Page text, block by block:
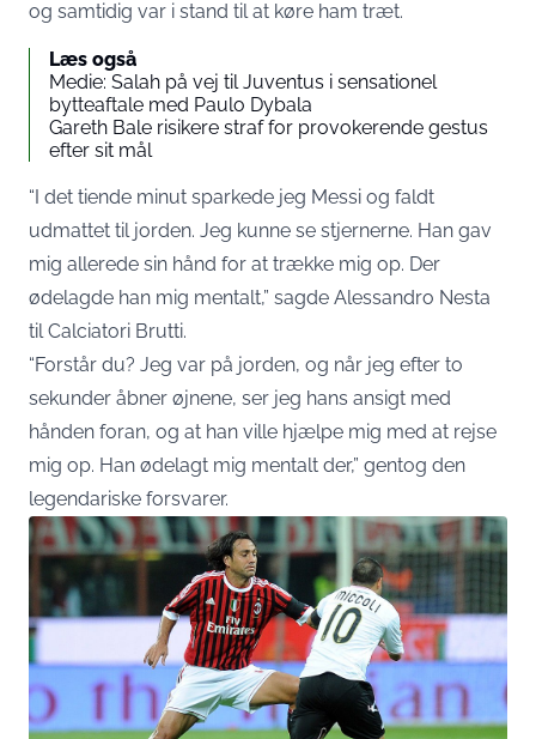
og samtidig var i stand til at køre ham træt.
Læs også
Medie: Salah på vej til Juventus i sensationel
bytteaftale med Paulo Dybala
Gareth Bale risikere straf for provokerende gestus
efter sit mål
“I det tiende minut sparkede jeg Messi og faldt
udmattet til jorden. Jeg kunne se stjernerne. Han gav
mig allerede sin hånd for at trække mig op. Der
ødelagde han mig mentalt,” sagde Alessandro Nesta
til Calciatori Brutti.
“Forstår du? Jeg var på jorden, og når jeg efter to
sekunder åbner øjnene, ser jeg hans ansigt med
hånden foran, og at han ville hjælpe mig med at rejse
mig op. Han ødelagt mig mentalt der,” gentog den
legendariske forsvarer.